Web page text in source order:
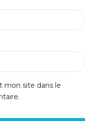
mon site dans le